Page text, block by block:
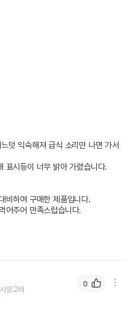
덧 익숙해져 급식 소리만 나면 가서
표시등이 너무 밝아 가렸습니다.
비하여 구매한 제품입니다.
어주어 만족스럽습니다.
앙고라
0